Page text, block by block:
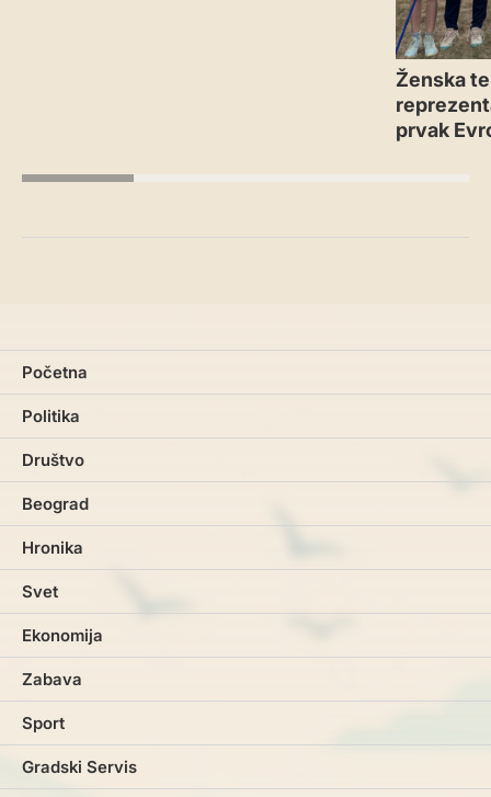
Ženska
prvak
Početna
Politika
Društvo
Beograd
Hronika
Svet
Ekonomija
Zabava
Sport
Gradski Servis